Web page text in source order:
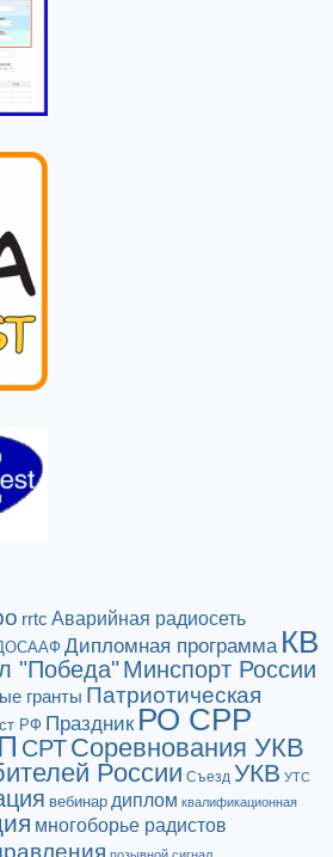
rrtc Аварийная радиосеть
Дипломная программа КВ
"Победа"Минспорт России
гранты Патриотическая
РФ Праздник РО СРР
СРТСоревнования УКВ
России Съезд УКВ УТС
вебинар диплом квалификационная
многоборье радистов